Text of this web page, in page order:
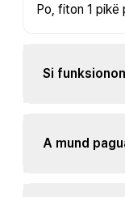
Po, fiton 1
Si
A mund